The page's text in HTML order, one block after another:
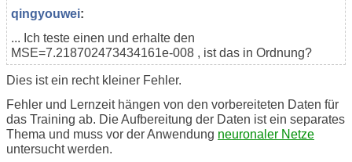
qingyouwei:
... Ich teste einen und erhalte den
MSE=7.218702473434161e-008 , ist das in Ordnung?
Dies ist ein recht kleiner Fehler.
Fehler und Lernzeit hängen von den vorbereiteten Daten für
das Training ab. Die Aufbereitung der Daten ist ein separates
Thema und muss vor der Anwendung neuronaler Netze
untersucht werden.